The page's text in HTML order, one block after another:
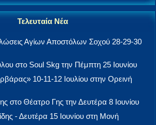
Τελευταία Νέα
Αγίων Αποστόλων Σοχού 28-29-30
στο Soul Skg την Πέμπτη 25 Ιουνίου
10-11-12 Ιουλίου στην Ορεινή
στο Θέατρο Γης την Δευτέρα 8 Ιουνίου
- Δευτέρα 15 Ιουνίου στη Μονή